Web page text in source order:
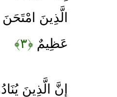
الَّذِينَ
عَظِيمٌ ﴿۳﴾
إِنَّ الَّذِينَ